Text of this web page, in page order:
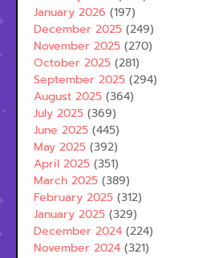
January 2026 (197)
December 2025 (249)
November 2025 (270)
October 2025 (281)
September 2025 (294)
August 2025 (364)
July 2025 (369)
June 2025 (445)
May 2025 (392)
April 2025 (351)
March 2025 (389)
February 2025 (312)
January 2025 (329)
December 2024 (224)
November 2024 (321)